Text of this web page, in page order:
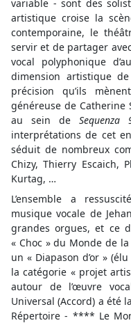
variable - sont des
artistique croise la
contemporaine, le
servir et de partager
vocal polyphonique
dimension artistique
précision qu’ils
généreuse de
au sein de Sequenza
interprétations de cet
séduit de nombreux
Chizy, Thierry Escaich,
Kurtag, …
L’ensemble a
musique vocale de
grandes orgues, et ce
« Choc » du Monde de
un « Diapason d’or »
la catégorie « projet
autour de l’œuvre
Universal (Accord) a été
Répertoire - **** Le